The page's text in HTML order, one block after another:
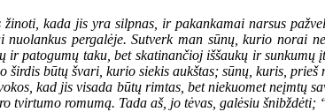
kada jis yra silpnas, ir pakankamai narsus
pergalėje. Sutverk man sūnų, kurio norai
patogumų taku, bet skatinančioj iššaukų ir
širdis būtų švari, kurio siekis aukštas; sūnų, kuris,
kad jis visada būtų rimtas, bet niekuomet neįmtų
romumą. Tada aš, jo tėvas, galėsiu šnibždėti;